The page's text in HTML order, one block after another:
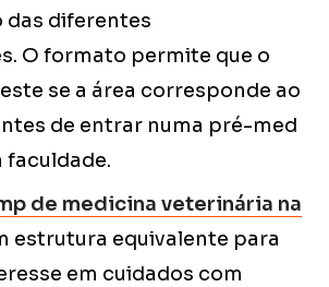
das diferentes
O formato permite que o
se a área corresponde ao
de entrar numa pré-med
faculdade.
de medicina veterinária na
estrutura equivalente para
em cuidados com